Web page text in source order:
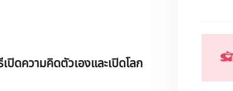
ปิดความคิดตัวเองและเปิดโลก